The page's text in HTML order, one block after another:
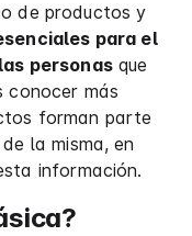
de productos y
para el
personasque
conocer más
forman parte
la misma, en
información.